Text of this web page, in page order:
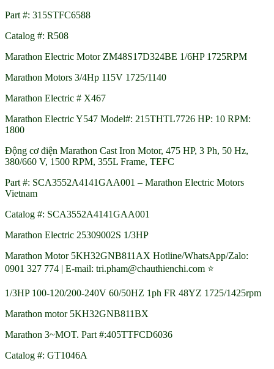
Part #: 315STFC6588
Catalog #: R508
Marathon Electric Motor ZM48S17D324BE 1/6HP 1725RPM
Marathon Motors 3/4Hp 115V 1725/1140
Marathon Electric # X467
Marathon Electric Y547 Model#: 215THTL7726 HP: 10 RPM:
1800
Động cơ điện Marathon Cast Iron Motor, 475 HP, 3 Ph, 50 Hz,
380/660 V, 1500 RPM, 355L Frame, TEFC
Part #: SCA3552A4141GAA001 – Marathon Electric Motors
Vietnam
Catalog #: SCA3552A4141GAA001
Marathon Electric 25309002S 1/3HP
Marathon Motor 5KH32GNB811AX Hotline/WhatsApp/Zalo:
0901 327 774 | E-mail: tri.pham@chauthienchi.com ⭐
1/3HP 100-120/200-240V 60/50HZ 1ph FR 48YZ 1725/1425rpm
Marathon motor 5KH32GNB811BX
Marathon 3~MOT. Part #:405TTFCD6036
Catalog #: GT1046A